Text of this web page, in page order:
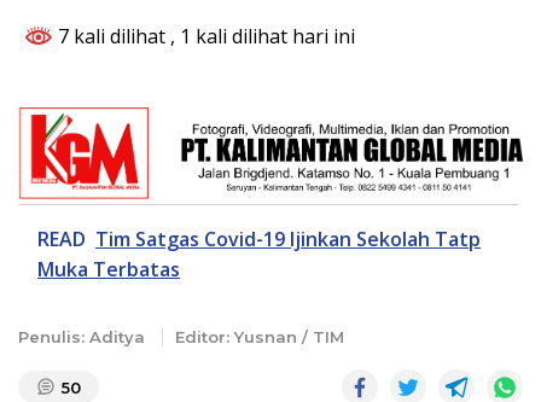
7 kali dilihat , 1 kali dilihat hari ini
READ Tim Satgas Covid-19 Ijinkan Sekolah Tatp
Muka Terbatas
Penulis: Aditya Editor: Yusnan / TIM
50